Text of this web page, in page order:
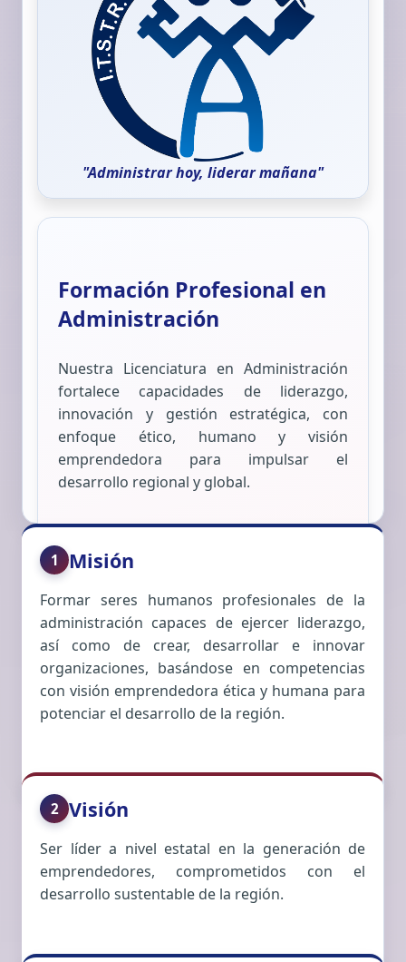
"Administrar hoy, liderar mañana"
Formación Profesional en
Administración
Nuestra Licenciatura en Administración
fortalece capacidades de liderazgo,
innovación y gestión estratégica, con
enfoque ético, humano y visión
emprendedora para impulsar el
desarrollo regional y global.
1 Misión
Formar seres humanos profesionales de la
administración capaces de ejercer liderazgo,
así como de crear, desarrollar e innovar
organizaciones, basándose en competencias
con visión emprendedora ética y humana para
potenciar el desarrollo de la región.
2 Visión
Ser líder a nivel estatal en la generación de
emprendedores, comprometidos con el
desarrollo sustentable de la región.